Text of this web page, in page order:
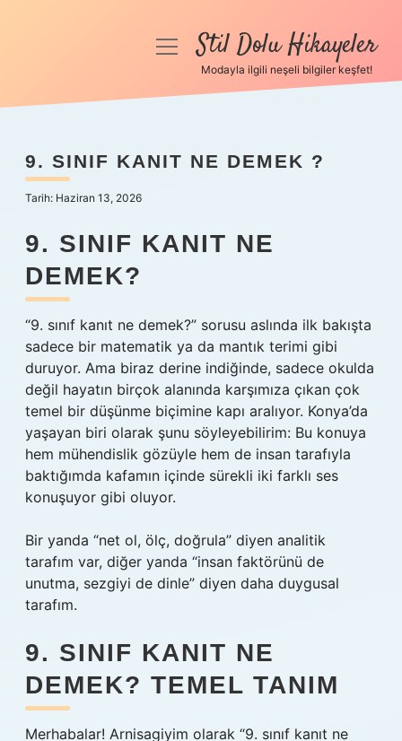
Anasayfa
Yasal Uyarı
menüyüStil Dolu Hikayeler
Modayla ilgili neşeli bilgiler keşfet!
9. SINIF KANIT NE DEMEK ?
Tarih: Haziran 13, 2026
9. SINIF KANIT NE
DEMEK?
“9. sınıf kanıt ne demek?” sorusu aslında ilk bakışta
sadece bir matematik ya da mantık terimi gibi
duruyor. Ama biraz derine indiğinde, sadece okulda
değil hayatın birçok alanında karşımıza çıkan çok
temel bir düşünme biçimine kapı aralıyor. Konya’da
yaşayan biri olarak şunu söyleyebilirim: Bu konuya
hem mühendislik gözüyle hem de insan tarafıyla
baktığımda kafamın içinde sürekli iki farklı ses
konuşuyor gibi oluyor.
Bir yanda “net ol, ölç, doğrula” diyen analitik
tarafım var, diğer yanda “insan faktörünü de
unutma, sezgiyi de dinle” diyen daha duygusal
tarafım.
9. SINIF KANIT NE
DEMEK? TEMEL TANIM
Merhabalar! Arnisagiyim olarak “9. sınıf kanıt ne